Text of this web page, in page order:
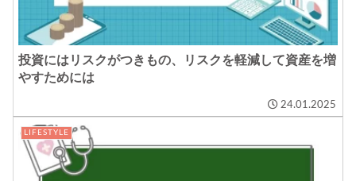
投資にはリスクがつきもの、リスクを軽減して資産を増
やすためには
24.01.2025
LIFESTYLE